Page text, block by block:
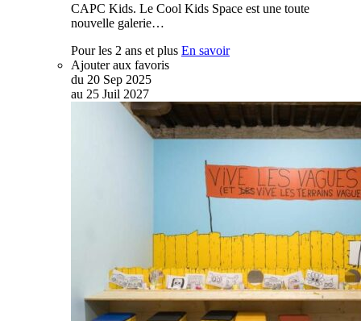
CAPC Kids. Le Cool Kids Space est une toute
nouvelle galerie…
Pour les 2 ans et plus En savoir
Ajouter aux favoris
du 20 Sep 2025
au 25 Juil 2027